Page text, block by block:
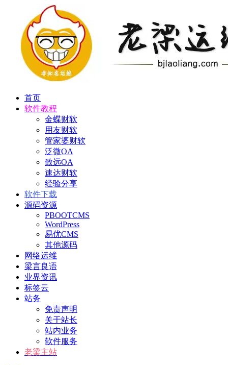
首页
软件教程
金蝶财软
用友财软
管家婆财软
泛微OA
致远OA
速达财软
经验分享
软件下载
源码资源
PBOOTCMS
WordPress
易优CMS
其他源码
网络运维
梁言良语
业界资讯
标签云
站务
免责声明
关于站长
站内业务
软件服务
老梁主站